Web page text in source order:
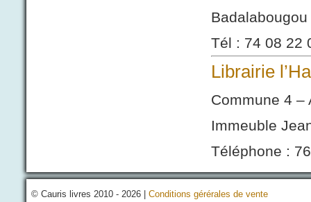
Tél : 74 08 22
Librairie
Commune 4 –
Immeuble
Téléphone :
© Cauris livres 2010 - 2026 | Conditions gérérales de vente